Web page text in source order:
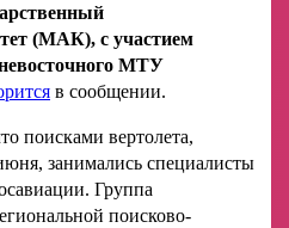
(МАК), с участием
МТУ
в сообщении.
поисками вертолета,
занимались специалисты
Группа
поисково-